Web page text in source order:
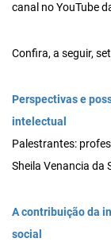
canal no YouTube
Confira, a seguir,
Perspectivas e
intelectual
Palestrantes:
Sheila Venancia da
A contribuição da
social